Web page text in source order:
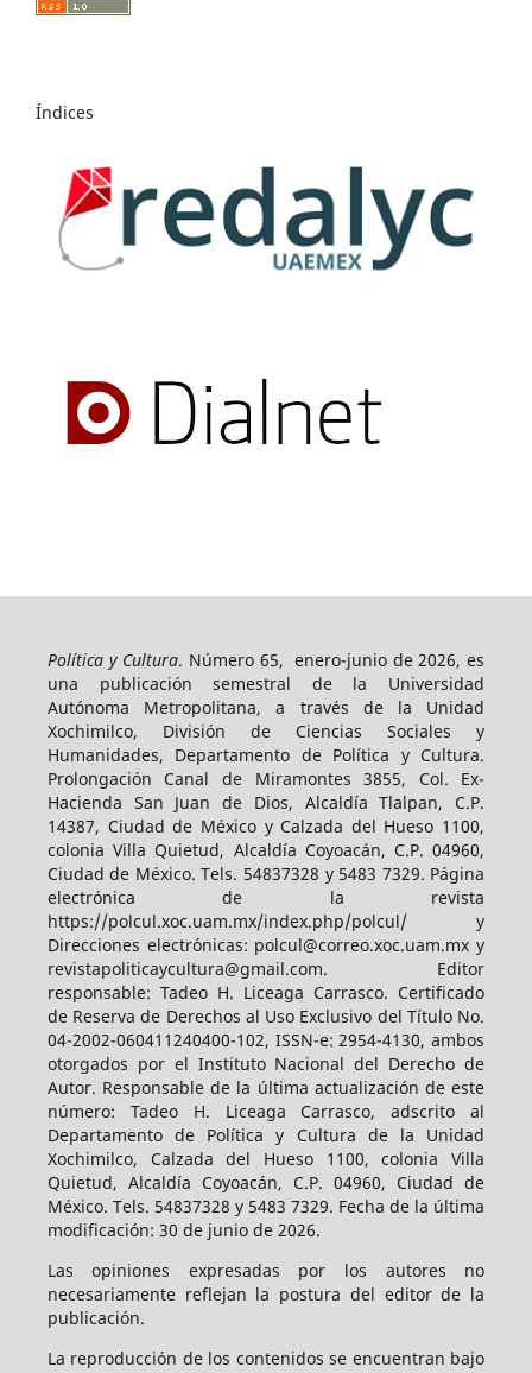
Índices
Política y Cultura. Número 65, enero-junio de 2026, es
una publicación semestral de la Universidad
Autónoma Metropolitana, a través de la Unidad
Xochimilco, División de Ciencias Sociales y
Humanidades, Departamento de Política y Cultura.
Prolongación Canal de Miramontes 3855, Col. Ex-
Hacienda San Juan de Dios, Alcaldía Tlalpan, C.P.
14387, Ciudad de México y Calzada del Hueso 1100,
colonia Villa Quietud, Alcaldía Coyoacán, C.P. 04960,
Ciudad de México. Tels. 54837328 y 5483 7329. Página
electrónica de la revista
https://polcul.xoc.uam.mx/index.php/polcul/ y
Direcciones electrónicas: polcul@correo.xoc.uam.mx y
revistapoliticaycultura@gmail.com. Editor
responsable: Tadeo H. Liceaga Carrasco. Certificado
de Reserva de Derechos al Uso Exclusivo del Título No.
04-2002-060411240400-102, ISSN-e: 2954-4130, ambos
otorgados por el Instituto Nacional del Derecho de
Autor. Responsable de la última actualización de este
número: Tadeo H. Liceaga Carrasco, adscrito al
Departamento de Política y Cultura de la Unidad
Xochimilco, Calzada del Hueso 1100, colonia Villa
Quietud, Alcaldía Coyoacán, C.P. 04960, Ciudad de
México. Tels. 54837328 y 5483 7329. Fecha de la última
modificación: 30 de junio de 2026.
Las opiniones expresadas por los autores no
necesariamente reflejan la postura del editor de la
publicación.
La reproducción de los contenidos se encuentran bajo